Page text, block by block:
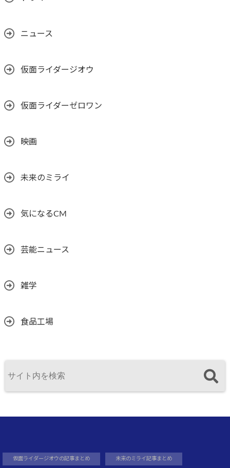
ニュース
仮面ライダージオウ
仮面ライダーゼロワン
映画
未来のミライ
気になるCM
芸能ニュース
雑学
食品工場
仮面ライダージオウの記事まとめ 未来のミライ記事まとめ